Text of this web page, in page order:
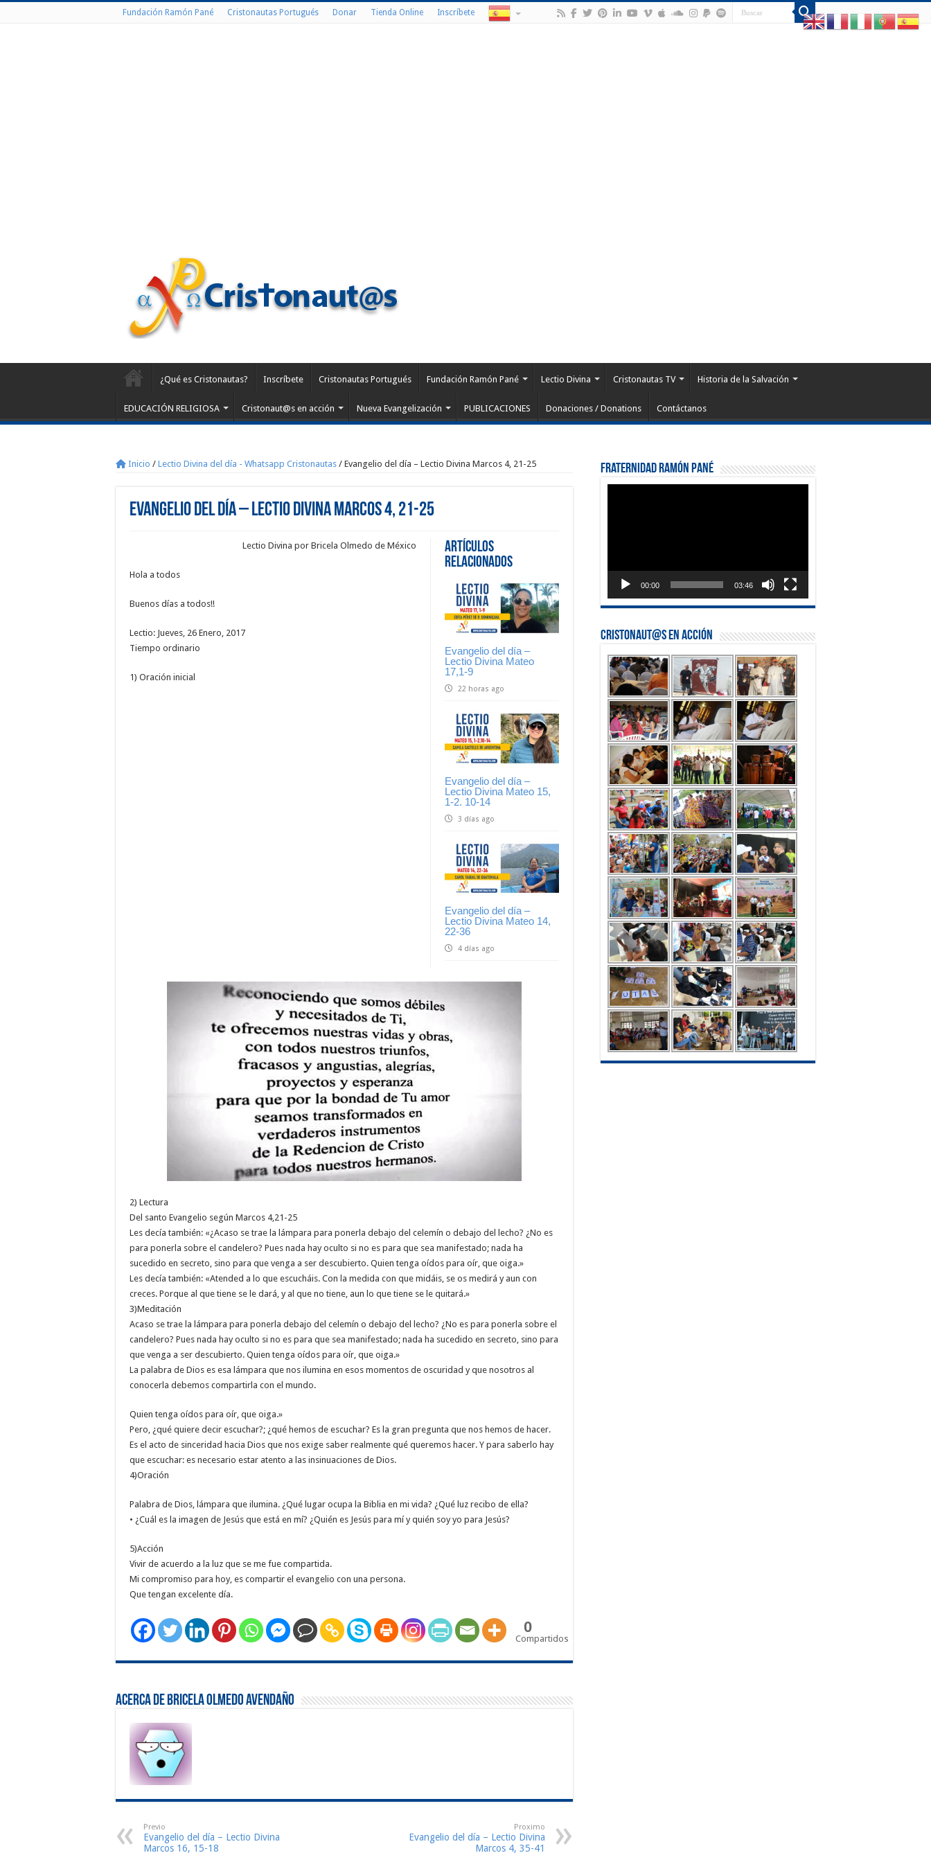
Fundación Ramón Pané Cristonautas Portugués Donar Tienda Online Inscríbete
¿Qué es Cristonautas? Inscríbete Cristonautas Portugués Fundación Ramón Pané Lectio Divina Cristonautas TV Historia de la Salvación
EDUCACIÓN RELIGIOSA Cristonaut@s en acción Nueva Evangelización PUBLICACIONES Donaciones / Donations Contáctanos
Inicio / Lectio Divina del día - Whatsapp Cristonautas / Evangelio del día – Lectio Divina Marcos 4, 21-25
Evangelio del día – Lectio Divina Marcos 4, 21-25
Artículos
Relacionados
Evangelio del día –
Lectio Divina Mateo
17,1-9
22 horas ago
Evangelio del día –
Lectio Divina Mateo 15,
1-2. 10-14
3 días ago
Evangelio del día –
Lectio Divina Mateo 14,
22-36
4 días ago
Lectio Divina por Bricela Olmedo de México
Hola a todos
Buenos días a todos!!
Lectio: Jueves, 26 Enero, 2017
Tiempo ordinario
1) Oración inicial
2) Lectura
Del santo Evangelio según Marcos 4,21-25
Les decía también: «¿Acaso se trae la lámpara para ponerla debajo del celemín o debajo del lecho? ¿No es
para ponerla sobre el candelero? Pues nada hay oculto si no es para que sea manifestado; nada ha
sucedido en secreto, sino para que venga a ser descubierto. Quien tenga oídos para oír, que oiga.»
Les decía también: «Atended a lo que escucháis. Con la medida con que midáis, se os medirá y aun con
creces. Porque al que tiene se le dará, y al que no tiene, aun lo que tiene se le quitará.»
3)Meditación
Acaso se trae la lámpara para ponerla debajo del celemín o debajo del lecho? ¿No es para ponerla sobre el
candelero? Pues nada hay oculto si no es para que sea manifestado; nada ha sucedido en secreto, sino para
que venga a ser descubierto. Quien tenga oídos para oír, que oiga.»
La palabra de Dios es esa lámpara que nos ilumina en esos momentos de oscuridad y que nosotros al
conocerla debemos compartirla con el mundo.
Quien tenga oídos para oír, que oiga.»
Pero, ¿qué quiere decir escuchar?; ¿qué hemos de escuchar? Es la gran pregunta que nos hemos de hacer.
Es el acto de sinceridad hacia Dios que nos exige saber realmente qué queremos hacer. Y para saberlo hay
que escuchar: es necesario estar atento a las insinuaciones de Dios.
4)Oración
Palabra de Dios, lámpara que ilumina. ¿Qué lugar ocupa la Biblia en mi vida? ¿Qué luz recibo de ella?
• ¿Cuál es la imagen de Jesús que está en mí? ¿Quién es Jesús para mí y quién soy yo para Jesús?
5)Acción
Vivir de acuerdo a la luz que se me fue compartida.
Mi compromiso para hoy, es compartir el evangelio con una persona.
Que tengan excelente día.
0
Compartidos
Acerca de Bricela Olmedo Avendaño
Previo
Evangelio del día – Lectio Divina
Marcos 16, 15-18
Proximo
Evangelio del día – Lectio Divina
Marcos 4, 35-41
Fraternidad Ramón Pané
00:00 03:46
Cristonaut@s en Acción